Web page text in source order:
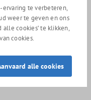
schoenplaatjes.
te verbeteren,
weer te geven en ons
alle cookies’ te klikken,
cookies.
alle cookies